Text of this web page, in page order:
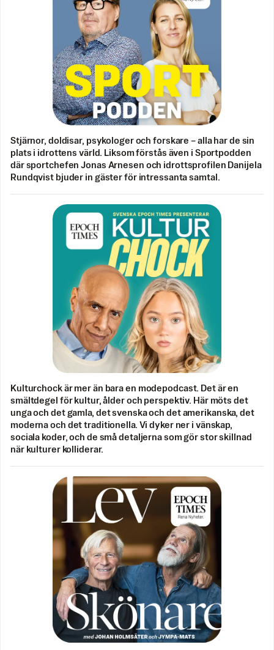
Stjärnor, doldisar, psykologer och forskare – alla har de sin
plats i idrottens värld. Liksom förstås även i Sportpodden
där sportchefen Jonas Arnesen och idrottsprofilen Danijela
Rundqvist bjuder in gäster för intressanta samtal.
Kulturchock är mer än bara en modepodcast. Det är en
smältdegel för kultur, ålder och perspektiv. Här möts det
unga och det gamla, det svenska och det amerikanska, det
moderna och det traditionella. Vi dyker ner i vänskap,
sociala koder, och de små detaljerna som gör stor skillnad
när kulturer kolliderar.